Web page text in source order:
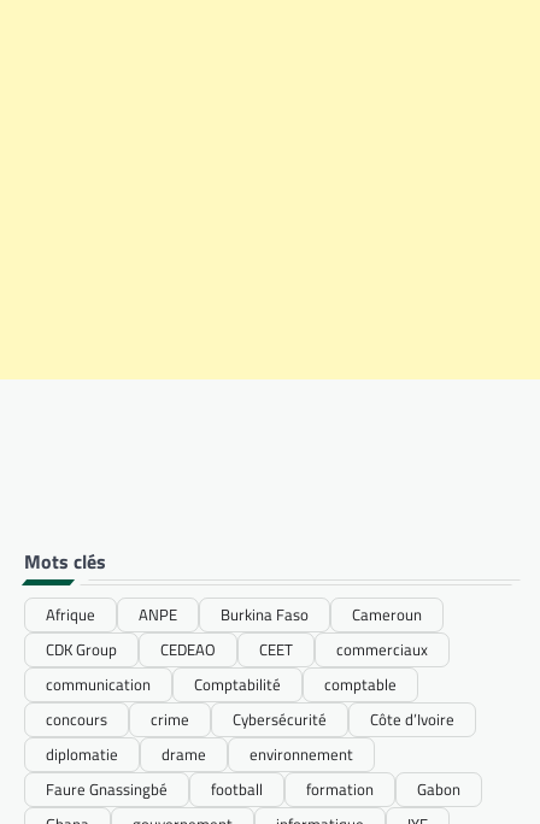
Mots clés
Afrique ANPE Burkina Faso
Cameroun
CDK Group
CEDEAO CEET
commerciaux
communication
Comptabilité
comptable
concours
crime Cybersécurité
Côte d’Ivoire
diplomatie
drame
environnement
Faure Gnassingbé
football formation
Gabon